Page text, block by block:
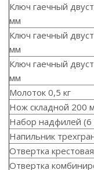
Ключ гаечный
мм
Ключ гаечный
мм
Ключ гаечный
мм
Молоток 0,5 кг
Нож складной 200
Набор надфилей (6
Напильник
Отвертка
Отвертка